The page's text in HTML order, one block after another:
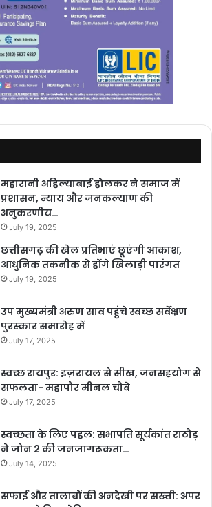
महारानी अहिल्याबाई होलकर ने समाज में
प्रशासन, न्याय और जनकल्याण की
अनुकरणीय…
July 19, 2025
छत्तीसगढ़ की खेल प्रतिभाएं छूएंगी आकाश,
आधुनिक तकनीक से होंगे खिलाड़ी पारंगत
July 19, 2025
उप मुख्यमंत्री अरुण साव पहुंचे स्वच्छ सर्वेक्षण
पुरस्कार समारोह में
July 17, 2025
स्वच्छ रायपुर: इज़रायल से सीख, जनसहयोग से
सफलता- महापौर मीनल चौबे
July 17, 2025
स्वच्छता के लिए पहल: सभापति सूर्यकांत राठौड़
ने जोन 2 की जनजागरूकता…
July 14, 2025
सफाई और तालाबों की अनदेखी पर सख्ती: अपर